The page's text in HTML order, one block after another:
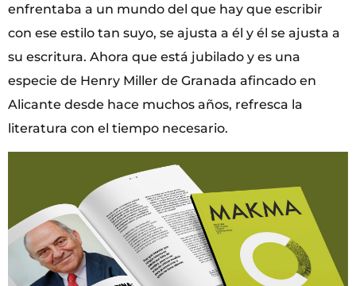
enfrentaba a un mundo del que hay que escribir
con ese estilo tan suyo, se ajusta a él y él se ajusta a
su escritura. Ahora que está jubilado y es una
especie de Henry Miller de Granada afincado en
Alicante desde hace muchos años, refresca la
literatura con el tiempo necesario.